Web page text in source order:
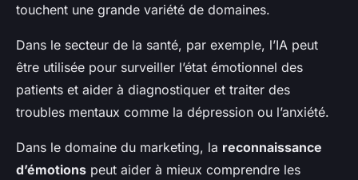
touchent une grande variété de domaines.
Dans le secteur de la santé, par exemple, l’IA peut
être utilisée pour surveiller l’état émotionnel des
patients et aider à diagnostiquer et traiter des
troubles mentaux comme la dépression ou l’anxiété.
Dans le domaine du marketing, la reconnaissance
d’émotions peut aider à mieux comprendre les